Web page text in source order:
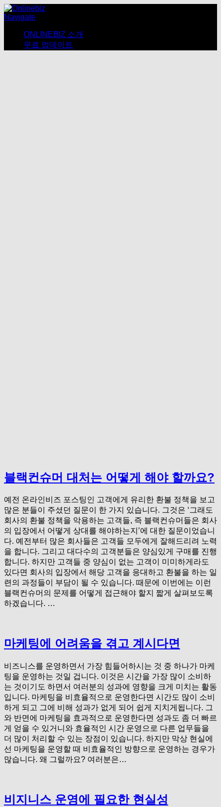
Navigate
ONLINEBIZ 소개
무료 업데이트
블랙컨슈머 대처는 어떻게 해야 할까요?
예전 온라인비즈 포스팅인 고객에게 유리한 환불 정책을 보고
많은 분들이 주셨던 질문이 한 가지 있습니다. 그것은 ‘그래도
회사의 환불 정책을 악용하는 고객들, 즉 블랙컨슈머들은 회사
의 입장에서 어떻게 상대를 해야하는지’에 대한 질문이었습니
다. 예전부터 많은 회사들은 고객들 모두에게 잘해드리려 노력
을 합니다. 그리고 대다수의 고객분들은 양심있게 구매를 진행
합니다. 하지만 고객들 중 양심이 없는 고객이 미미하게라도
있다면 회사의 입장에서 해당 고객을 응대하고 환불을 하는 일
련의 과정들이 부담이 될 수 있습니다. 때문에 이번에는 이런
블랙컨슈머의 문제를 어떻게 접근해야 할지 짧게 살펴보도록
하겠습니다. …
마케팅에 어려움을 겪고 계시다면
비즈니스를 운영하면서 가장 힘들어하시는 것 중 하나가 마케
팅을 운영하는 것일 겁니다. 이것은 시간을 가장 많이 소비하
는 것이기도 하면서 여러분의 성과에 영향을 크게 미치는 활동
입니다. 마케팅을 비효율적으로 운영한다면 시간도 많이 소비
하게 되고 그에 비해 성과가 없게 되어 쉽게 지치게됩니다. 그
와 반면에 마케팅을 효과적으로 운영한다면 성과도 좀 더 빠르
게 얻을 수 있거니와 효율적인 시간 운영으로 다른 업무들을
더 많이 처리할 수 있는 장점이 있습니다. 하지만 막상 현실에
선 마케팅을 운영할 때 비효율적인 방향으로 운영하는 경우가
많습니다. 왜 그럴까요? 여러분은…
비지니스 운영에 필요한 현실성